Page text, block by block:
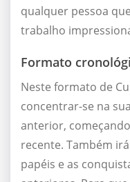
qualquer pessoa
trabalho
Formato
Neste formato de
concentrar-se na
anterior,
recente. Também
papéis e as